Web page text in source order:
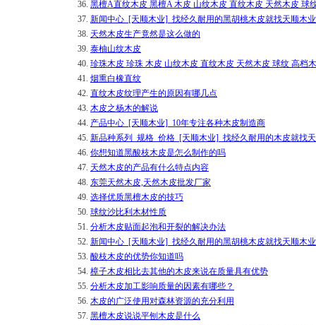
36. 黑檀A直纹木皮 黑檀A 木皮 山纹木皮 直纹木皮 天然木皮 球
37. 新闻中心_[天顺木业]_找经久耐用的黑胡桃木皮就找天顺木业
38. 天然木皮生产竟然是这么做的
39. 泰柚山纹木皮
40. 珍珠木皮 珍珠 木皮 山纹木皮 直纹木皮 天然木皮 球纹 高档
41. 烟熏白橡直纹
42. 直纹木皮纹理产生的原因有哪几点
43. 木皮之杨木的解说
44. 产品中心_[天顺木业]_10年专注各种木皮制造商
45. 新品种系列_规格_价格_[天顺木业]_找经久耐用的木皮就找
46. 你想知道黑酸枝木皮是怎么制作的吗
47. 天然木皮的产品有什么特点内容
48. 东莞天然木皮,天然木皮批发厂家
49. 选择优质黑檀木皮的技巧
50. 球纹沙比利木材性质
51. 分析木皮贴面起泡和开裂的解决办法
52. 新闻中心_[天顺木业]_找经久耐用的黑胡桃木皮就找天顺木业
53. 酸枝木皮的优势你知道吗
54. 樟子木皮相比去其他的木皮来说在质量具有优势
55. 分析木皮加工影响质量的因素有哪些？
56. 木皮的广泛使用对森林资源的充分利用
57. 黑檀木皮说说平刨木皮是什么